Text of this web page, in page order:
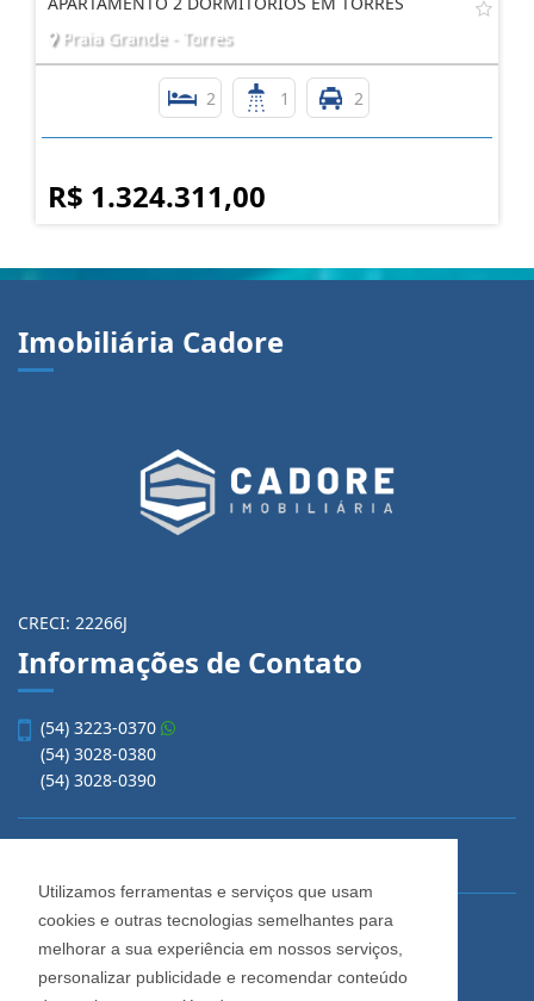
Utilizamos ferramentas e serviços que usam
cookies e outras tecnologias semelhantes para
melhorar a sua experiência em nossos serviços,
personalizar publicidade e recomendar conteúdo
Praia Grande - Torres
2 1 2
R$ 1.324.311,00
Imobiliária Cadore
CRECI: 22266J
Informações de Contato
(54) 3223-0370
(54) 3028-0380
(54) 3028-0390
Imobiliária Cadore
Rua Os Dezoito do Forte, 1622, Centro
Caxias do Sul - Rio Grande do Sul